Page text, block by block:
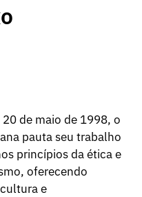
de maio de 1998, o
pauta seu trabalho
princípios da ética e
oferecendo
e